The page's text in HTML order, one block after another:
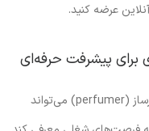
عرضه کنید.
داشتن یک شبکه قوی در مسیر کاری یک عطرساز (perfumer) می‌تواند